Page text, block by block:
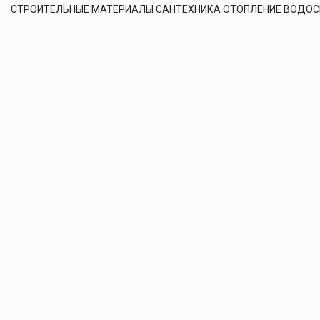
СТРОИТЕЛЬНЫЕ МАТЕРИАЛЫ САНТЕХНИКА ОТОПЛЕНИЕ